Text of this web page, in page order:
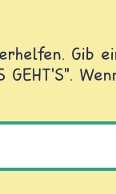
Gib